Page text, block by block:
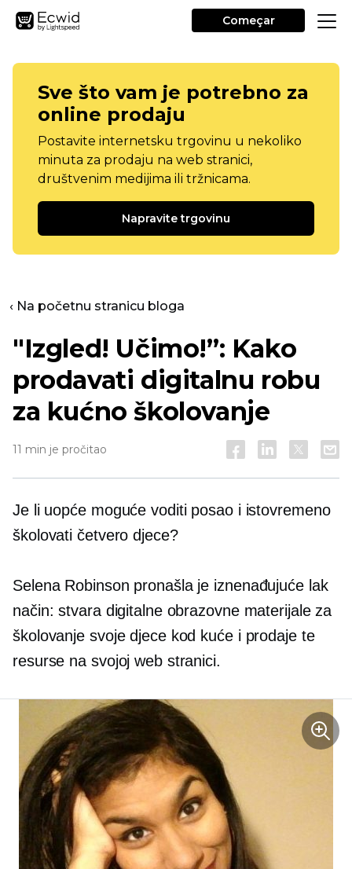
Começar
Sve što vam je potrebno za
online prodaju
Postavite internetsku trgovinu u nekoliko
minuta za prodaju na web stranici,
društvenim medijima ili tržnicama.
Napravite trgovinu
‹ Na početnu stranicu bloga
"Izgled! Učimo!”: Kako
prodavati digitalnu robu
za kućno školovanje
11 min je pročitao
Je li uopće moguće voditi posao i istovremeno
školovati četvero djece?
Selena Robinson pronašla je iznenađujuće lak
način: stvara digitalne obrazovne materijale za
školovanje svoje djece kod kuće i prodaje te
resurse na svojoj web stranici.